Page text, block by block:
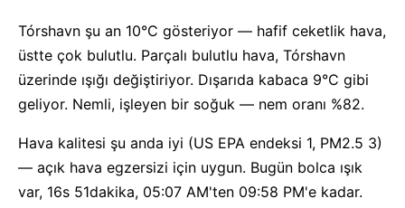
Tórshavn şu an 10°C gösteriyor — hafif ceketlik hava,
üstte çok bulutlu. Parçalı bulutlu hava, Tórshavn
üzerinde ışığı değiştiriyor. Dışarıda kabaca 9°C gibi
geliyor. Nemli, işleyen bir soğuk — nem oranı %82.
Hava kalitesi şu anda iyi (US EPA endeksi 1, PM2.5 3)
— açık hava egzersizi için uygun. Bugün bolca ışık
var, 16s 51dakika, 05:07 AM'ten 09:58 PM'e kadar.